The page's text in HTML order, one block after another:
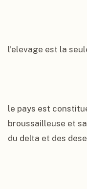
l'elevage est la
le pays est
broussailleuse et
du delta et des